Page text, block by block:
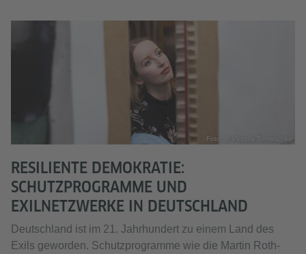
Foto: © Victoria Tomaschko
RESILIENTE DEMOKRATIE:
SCHUTZPROGRAMME UND
EXILNETZWERKE IN DEUTSCHLAND
Deutschland ist im 21. Jahrhundert zu einem Land des
Exils geworden. Schutzprogramme wie die Martin Roth-